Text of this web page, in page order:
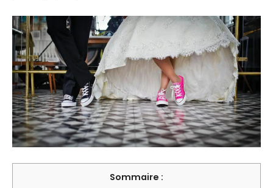
Sommaire :